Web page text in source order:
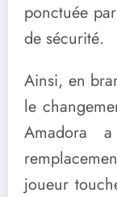
ponctuée
de sécurité.
Ainsi, en
le
Amadora
joueur